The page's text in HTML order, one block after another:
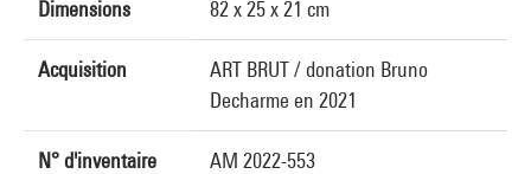
Dimensions 82 x 25 x 21 cm
Acquisition
ART BRUT / donation Bruno
Decharme en 2021
N° d'inventaire AM 2022-553